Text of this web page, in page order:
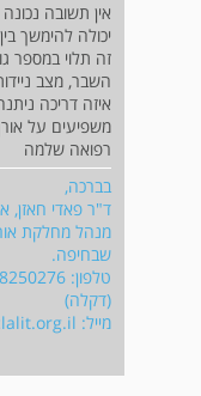
אין תשובה
יכולה להימשך בין 1 עד 3 חודשים.
זה תלוי במספר
השבר, מצב
איזה דריכה
משפיעים על
רפואה שלמה
בברכה,
ד"ר פאדי חאזן,
מנהל מחלקת
שבחיפה.
(דקלה)
מייל: